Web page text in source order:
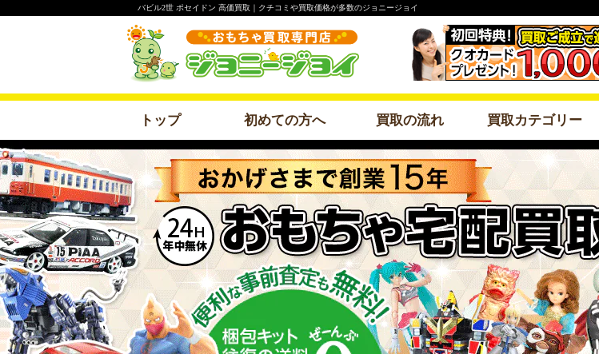
バビル2世 ポセイドン 高価買取｜クチコミや買取価格が多数のジョニージョイ
トップ 初めての方へ 買取の流れ 買取カテゴリー